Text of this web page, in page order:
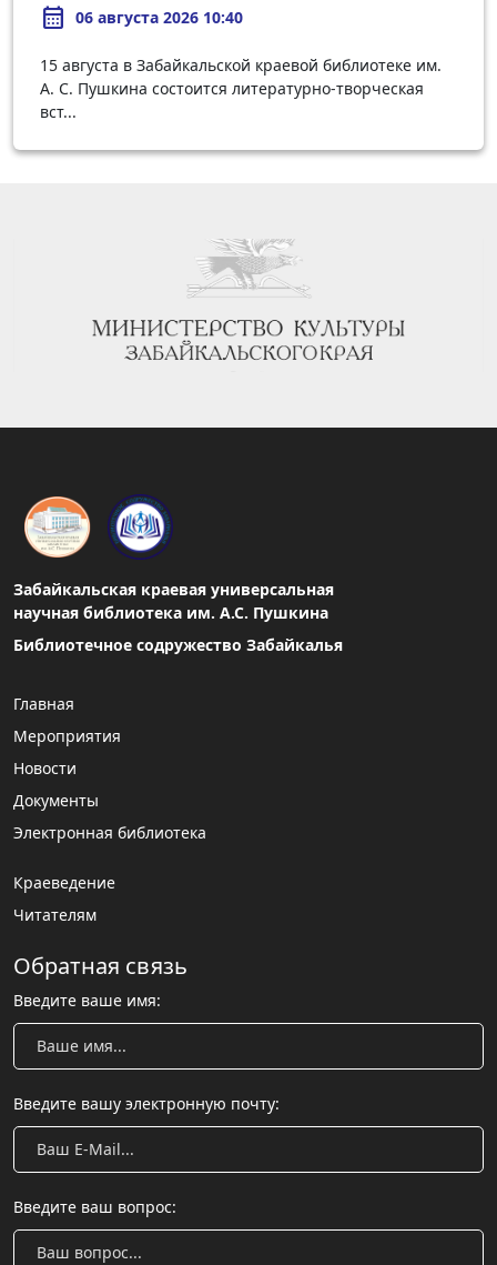
calendar_month 06 августа 2026 10:40
15 августа в Забайкальской краевой библиотеке им.
А. С. Пушкина состоится литературно-творческая
вст...
Забайкальская краевая универсальная
научная библиотека им. А.С. Пушкина
Библиотечное содружество Забайкалья
Главная
Мероприятия
Новости
Документы
Электронная библиотека
Краеведение
Читателям
Обратная связь
Введите ваше имя:
Введите вашу электронную почту:
Введите ваш вопрос: